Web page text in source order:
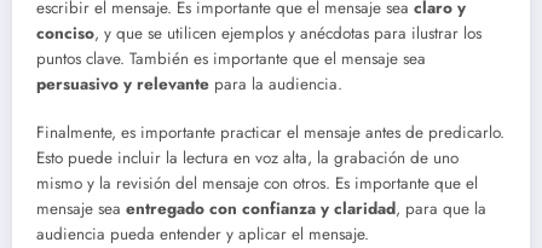
escribir el mensaje. Es importante que el mensaje sea claro y
conciso, y que se utilicen ejemplos y anécdotas para ilustrar los
puntos clave. También es importante que el mensaje sea
persuasivo y relevante para la audiencia.
Finalmente, es importante practicar el mensaje antes de predicarlo.
Esto puede incluir la lectura en voz alta, la grabación de uno
mismo y la revisión del mensaje con otros. Es importante que el
mensaje sea entregado con confianza y claridad, para que la
audiencia pueda entender y aplicar el mensaje.